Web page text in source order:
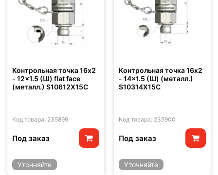
Контрольная точка 16x2
- 12x1.5 (Ш) flat face
(металл.) S10612X15C
Код товара: 235899
Под заказ
Уточняйте
Контрольная точка 16x2
- 14x1.5 (Ш) (металл.)
S10314X15C
Код товара: 235900
Под заказ
Уточняйте